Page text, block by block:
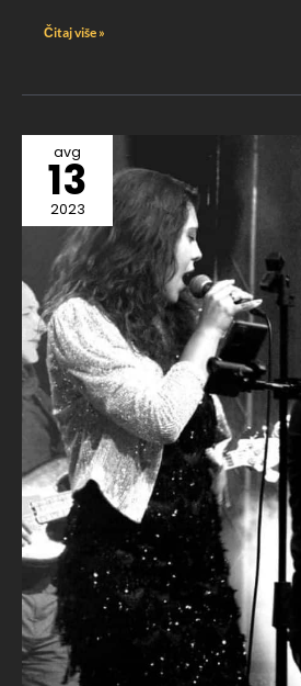
Čitaj više »
avg
13
2023